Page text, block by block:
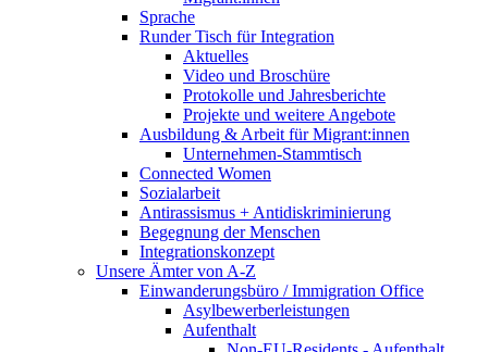
Sprache
Runder Tisch für Integration
Aktuelles
Video und Broschüre
Protokolle und Jahresberichte
Projekte und weitere Angebote
Ausbildung & Arbeit für Migrant:innen
Unternehmen-Stammtisch
Connected Women
Sozialarbeit
Antirassismus + Antidiskriminierung
Begegnung der Menschen
Integrationskonzept
Unsere Ämter von A-Z
Einwanderungsbüro / Immigration Office
Asylbewerberleistungen
Aufenthalt